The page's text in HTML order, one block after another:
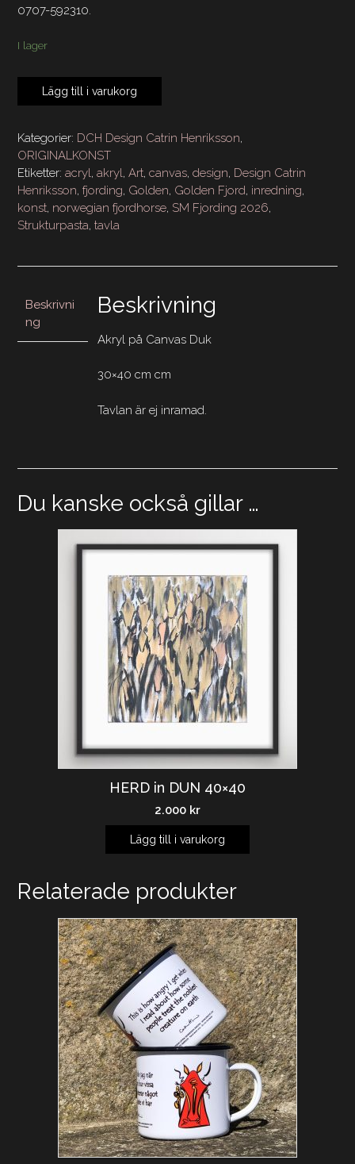
0707-592310.
I lager
GOLDEN
FJORD30x40
Lägg till i varukorg
Kategorier: DCH Design Catrin Henriksson,
ORIGINALKONST
Etiketter: acryl, akryl, Art, canvas, design, Design Catrin
Henriksson, fjording, Golden, Golden Fjord, inredning,
konst, norwegian fjordhorse, SM Fjording 2026,
Strukturpasta, tavla
Beskrivni
ng
Beskrivning
Akryl på Canvas Duk
30×40 cm cm
Tavlan är ej inramad.
Du kanske också gillar …
HERD in DUN 40×40
2.000 kr
Lägg till i varukorg
Relaterade produkter